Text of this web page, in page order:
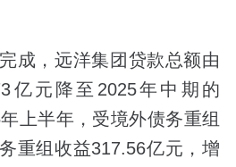
成，远洋集团贷款总额由
亿元降至2025年中期的
上半年，受境外债务重组
重组收益317.56亿元，增